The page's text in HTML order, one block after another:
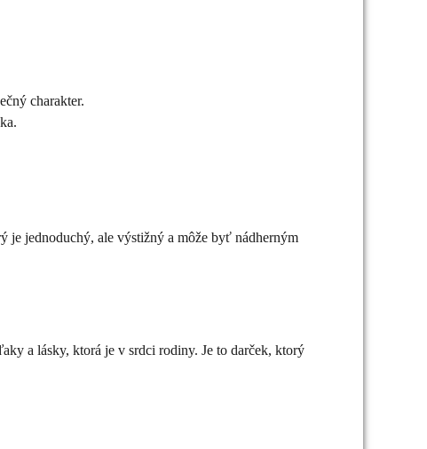
charakter.
je jednoduchý, ale výstižný a môže byť nádherným
a lásky, ktorá je v srdci rodiny. Je to darček, ktorý